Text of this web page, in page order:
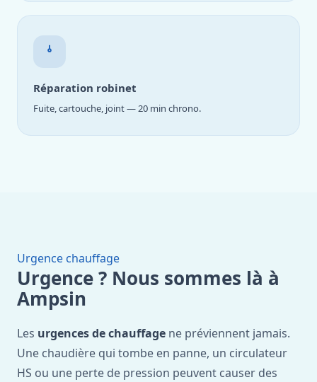
Réparation robinet
Fuite, cartouche, joint — 20 min chrono.
Urgence chauffage
Urgence ? Nous sommes là à
Ampsin
Les urgences de chauffage ne préviennent jamais.
Une chaudière qui tombe en panne, un circulateur
HS ou une perte de pression peuvent causer des